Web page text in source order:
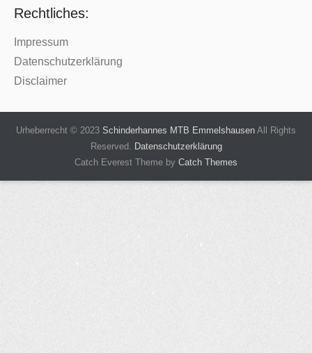
Rechtliches:
Impressum
Datenschutzerklärung
Disclaimer
Urheberrecht © 2023 Schinderhannes MTB Emmelshausen All Rights
Reserved.
Datenschutzerklärung
Catch Everest Theme by Catch Themes